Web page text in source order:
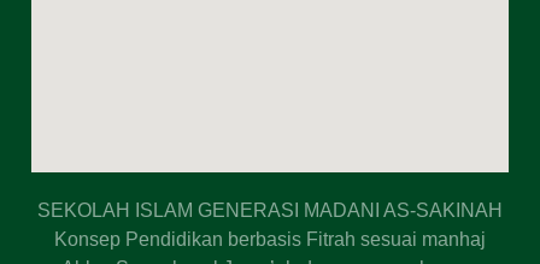
SEKOLAH ISLAM GENERASI MADANI AS-SAKINAH
Konsep Pendidikan berbasis Fitrah sesuai manhaj